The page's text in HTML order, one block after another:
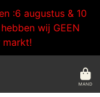
:6 augustus & 10
wij GEEN
markt!
MAND